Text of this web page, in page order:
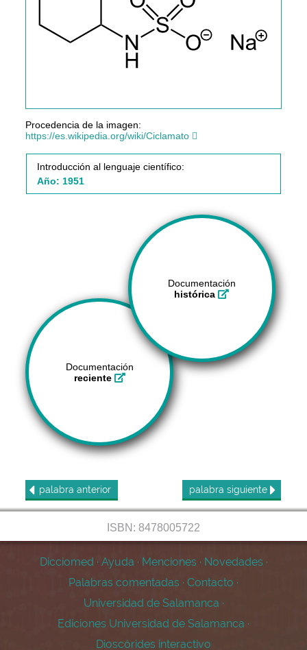
Procedencia de la imagen:
https://es.wikipedia.org/wiki/Ciclamato
Introducción al lenguaje científico:
Año: 1951
Documentación
histórica
Documentación
reciente
palabra anterior palabra siguiente
ISBN: 8478005722
Dicciomed · Ayuda · Menciones · Novedades ·
Palabras comentadas · Contacto ·
Universidad de Salamanca ·
Ediciones Universidad de Salamanca ·
Dioscórides interactivo